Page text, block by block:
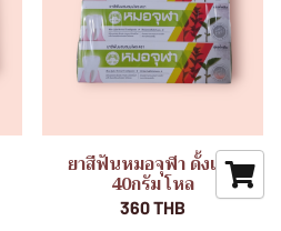
ยาสีฟันหมอจุฬา ดั้งเดิม
40กรัม โหล
360 THB